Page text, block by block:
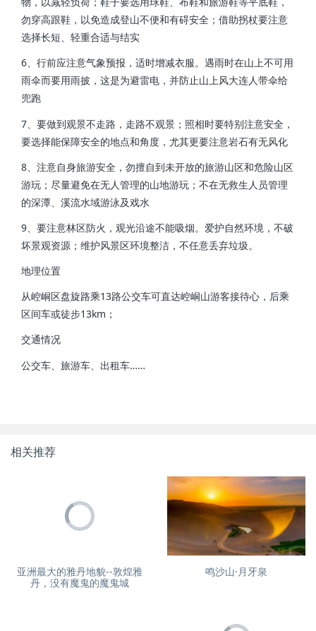
勿穿高跟鞋，以免造成登山不便和有碍安全；借助拐杖要注意
选择长短、轻重合适与结实
6、行前应注意气象预报，适时增减衣服。遇雨时在山上不可用
雨伞而要用雨披，这是为避雷电，并防止山上风大连人带伞给
兜跑
7、要做到观景不走路，走路不观景；照相时要特别注意安全，
要选择能保障安全的地点和角度，尤其更要注意岩石有无风化
8、注意自身旅游安全，勿擅自到未开放的旅游山区和危险山区
游玩；尽量避免在无人管理的山地游玩；不在无救生人员管理
的深潭、溪流水域游泳及戏水
9、要注意林区防火，观光沿途不能吸烟。爱护自然环境，不破
坏景观资源；维护风景区环境整洁，不任意丢弃垃圾。
地理位置
从崆峒区盘旋路乘13路公交车可直达崆峒山游客接待心，后乘
区间车或徒步13km；
交通情况
公交车、旅游车、出租车……
相关推荐
亚洲最大的雅丹地貌--敦煌雅
丹，没有魔鬼的魔鬼城
鸣沙山·月牙泉